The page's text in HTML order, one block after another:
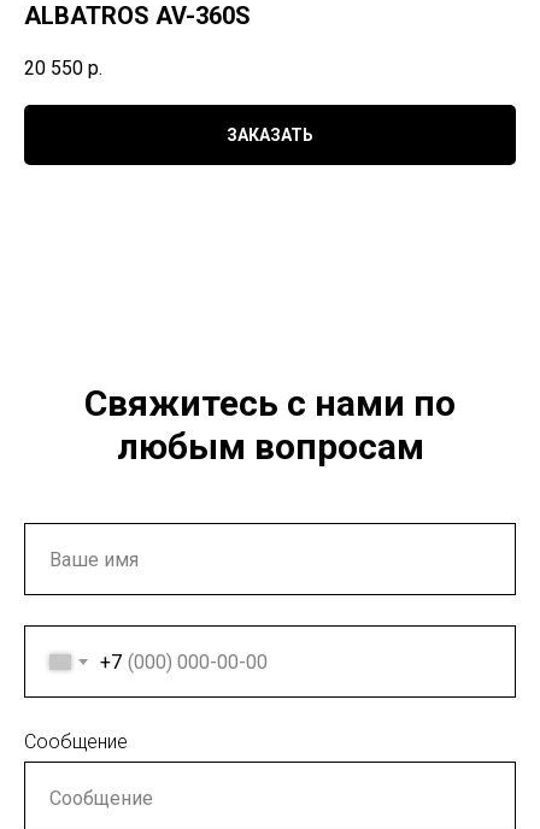
ALBATROS AV-360S
20 550 р.
ЗАКАЗАТЬ
Свяжитесь с нами по
любым вопросам
+7
Сообщение